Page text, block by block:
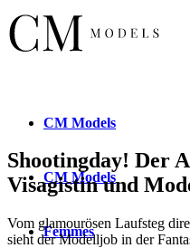
CM Models
CM Models
Femmes
Shootingday! Der
Visagistin und
Vom glamourösen Laufsteg
sieht der Modelljob in der